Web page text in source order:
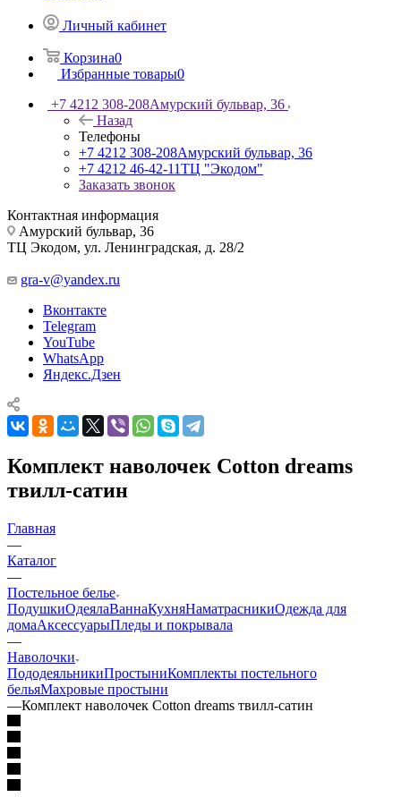
Личный кабинет
Корзина0
Избранные товары0
+7 4212 308-208Амурский бульвар, 36
Назад
Телефоны
+7 4212 308-208Амурский бульвар, 36
+7 4212 46-42-11ТЦ "Экодом"
Заказать звонок
Контактная информация
Амурский бульвар, 36
ТЦ Экодом, ул. Ленинградская, д. 28/2
gra-v@yandex.ru
Вконтакте
Telegram
YouTube
WhatsApp
Яндекс.Дзен
Комплект наволочек Cotton dreams
твилл-сатин
Главная
—
Каталог
—
Постельное белье
ПодушкиОдеялаВаннаКухняНаматрасникиОдежда для
домаАксессуарыПледы и покрывала
—
Наволочки
ПододеяльникиПростыниКомплекты постельного
бельяМахровые простыни
—Комплект наволочек Cotton dreams твилл-сатин